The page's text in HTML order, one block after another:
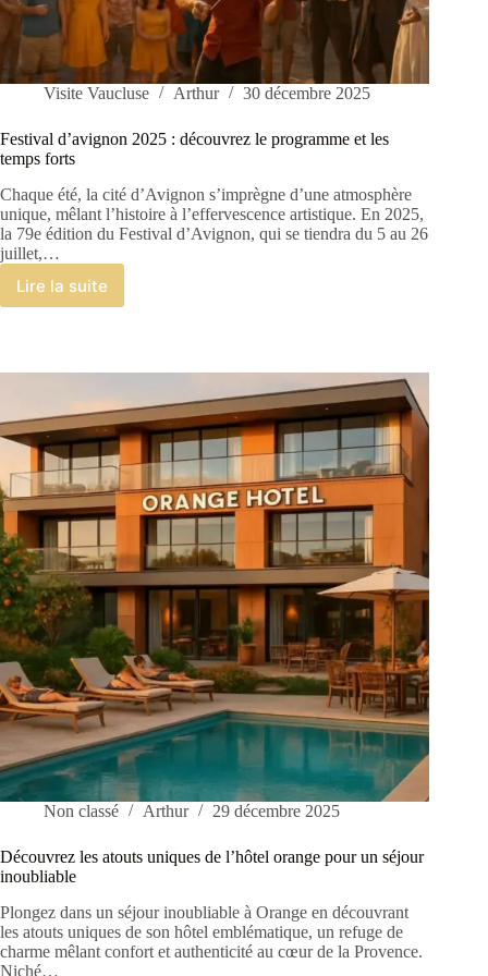
Visite Vaucluse Arthur 30 décembre 2025
Festival d’avignon 2025 : découvrez le programme et les
temps forts
Chaque été, la cité d’Avignon s’imprègne d’une atmosphère
unique, mêlant l’histoire à l’effervescence artistique. En 2025,
la 79e édition du Festival d’Avignon, qui se tiendra du 5 au 26
juillet,…
Lire la suite
Festival
découvrez
programme
et
les
temps
forts
Non classé Arthur 29 décembre 2025
Découvrez les atouts uniques de l’hôtel orange pour un séjour
inoubliable
Plongez dans un séjour inoubliable à Orange en découvrant
les atouts uniques de son hôtel emblématique, un refuge de
charme mêlant confort et authenticité au cœur de la Provence.
Niché…